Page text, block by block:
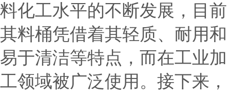
料化工水平的不断发展，目前
其料桶凭借着其轻质、耐用和
易于清洁等特点，而在工业加
工领域被广泛使用。接下来，